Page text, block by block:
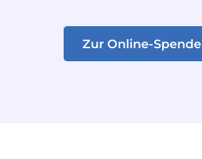
Zur Online-Spende